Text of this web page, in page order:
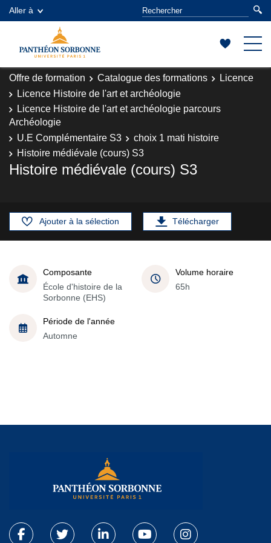
Aller à
Offre de formation Catalogue des formations
Licence
Licence Histoire de l'art et archéologie
Licence Histoire de l'art et archéologie parcours
Archéologie
U.E Complémentaire S3
choix 1 mati histoire
Histoire médiévale (cours) S3
Histoire médiévale (cours) S3
Ajouter à la sélection Télécharger
Composante
École d'histoire de la
Sorbonne (EHS)
Volume horaire
65h
Période de l'année
Automne